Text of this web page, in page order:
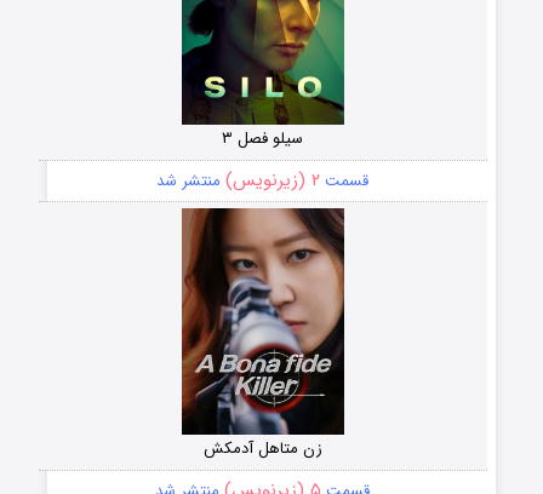
سیلو فصل ۳
قسمت ۲ (زیرنویس) منتشر شد
زن متاهل آدمکش